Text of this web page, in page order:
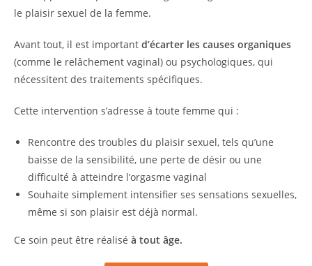
le plaisir sexuel de la femme.
Avant tout, il est important d’écarter les causes organiques
(comme le relâchement vaginal) ou psychologiques, qui
nécessitent des traitements spécifiques.
Cette intervention s’adresse à toute femme qui :
Rencontre des troubles du plaisir sexuel, tels qu’une
baisse de la sensibilité, une perte de désir ou une
difficulté à atteindre l’orgasme vaginal
Souhaite simplement intensifier ses sensations sexuelles,
même si son plaisir est déjà normal.
Ce soin peut être réalisé à tout âge.